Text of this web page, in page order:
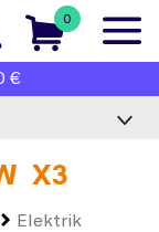
0
€
X3
Elektrik